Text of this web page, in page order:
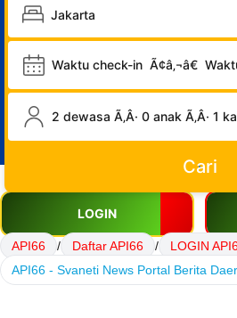
Waktu check-in Ã¢â‚¬â€
2 dewasa Ã‚Â· 0 anak Ã‚Â· 1
Cari
LOGIN
API66 / Daftar API66 / LOGIN
API66 - Svaneti News Portal Berita